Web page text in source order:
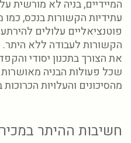
המיידיים, בניה לא מורשית
עתידיות הקשורות בנכס, כמו
פוטנציאליים עלולים
הקשורות לעבודה ללא היתר.
את הצורך בתכנון יסודי
שכל פעולות הבניה מאושרות
מהסיכונים והעלויות הכרוכות
חשיבות ההיתר